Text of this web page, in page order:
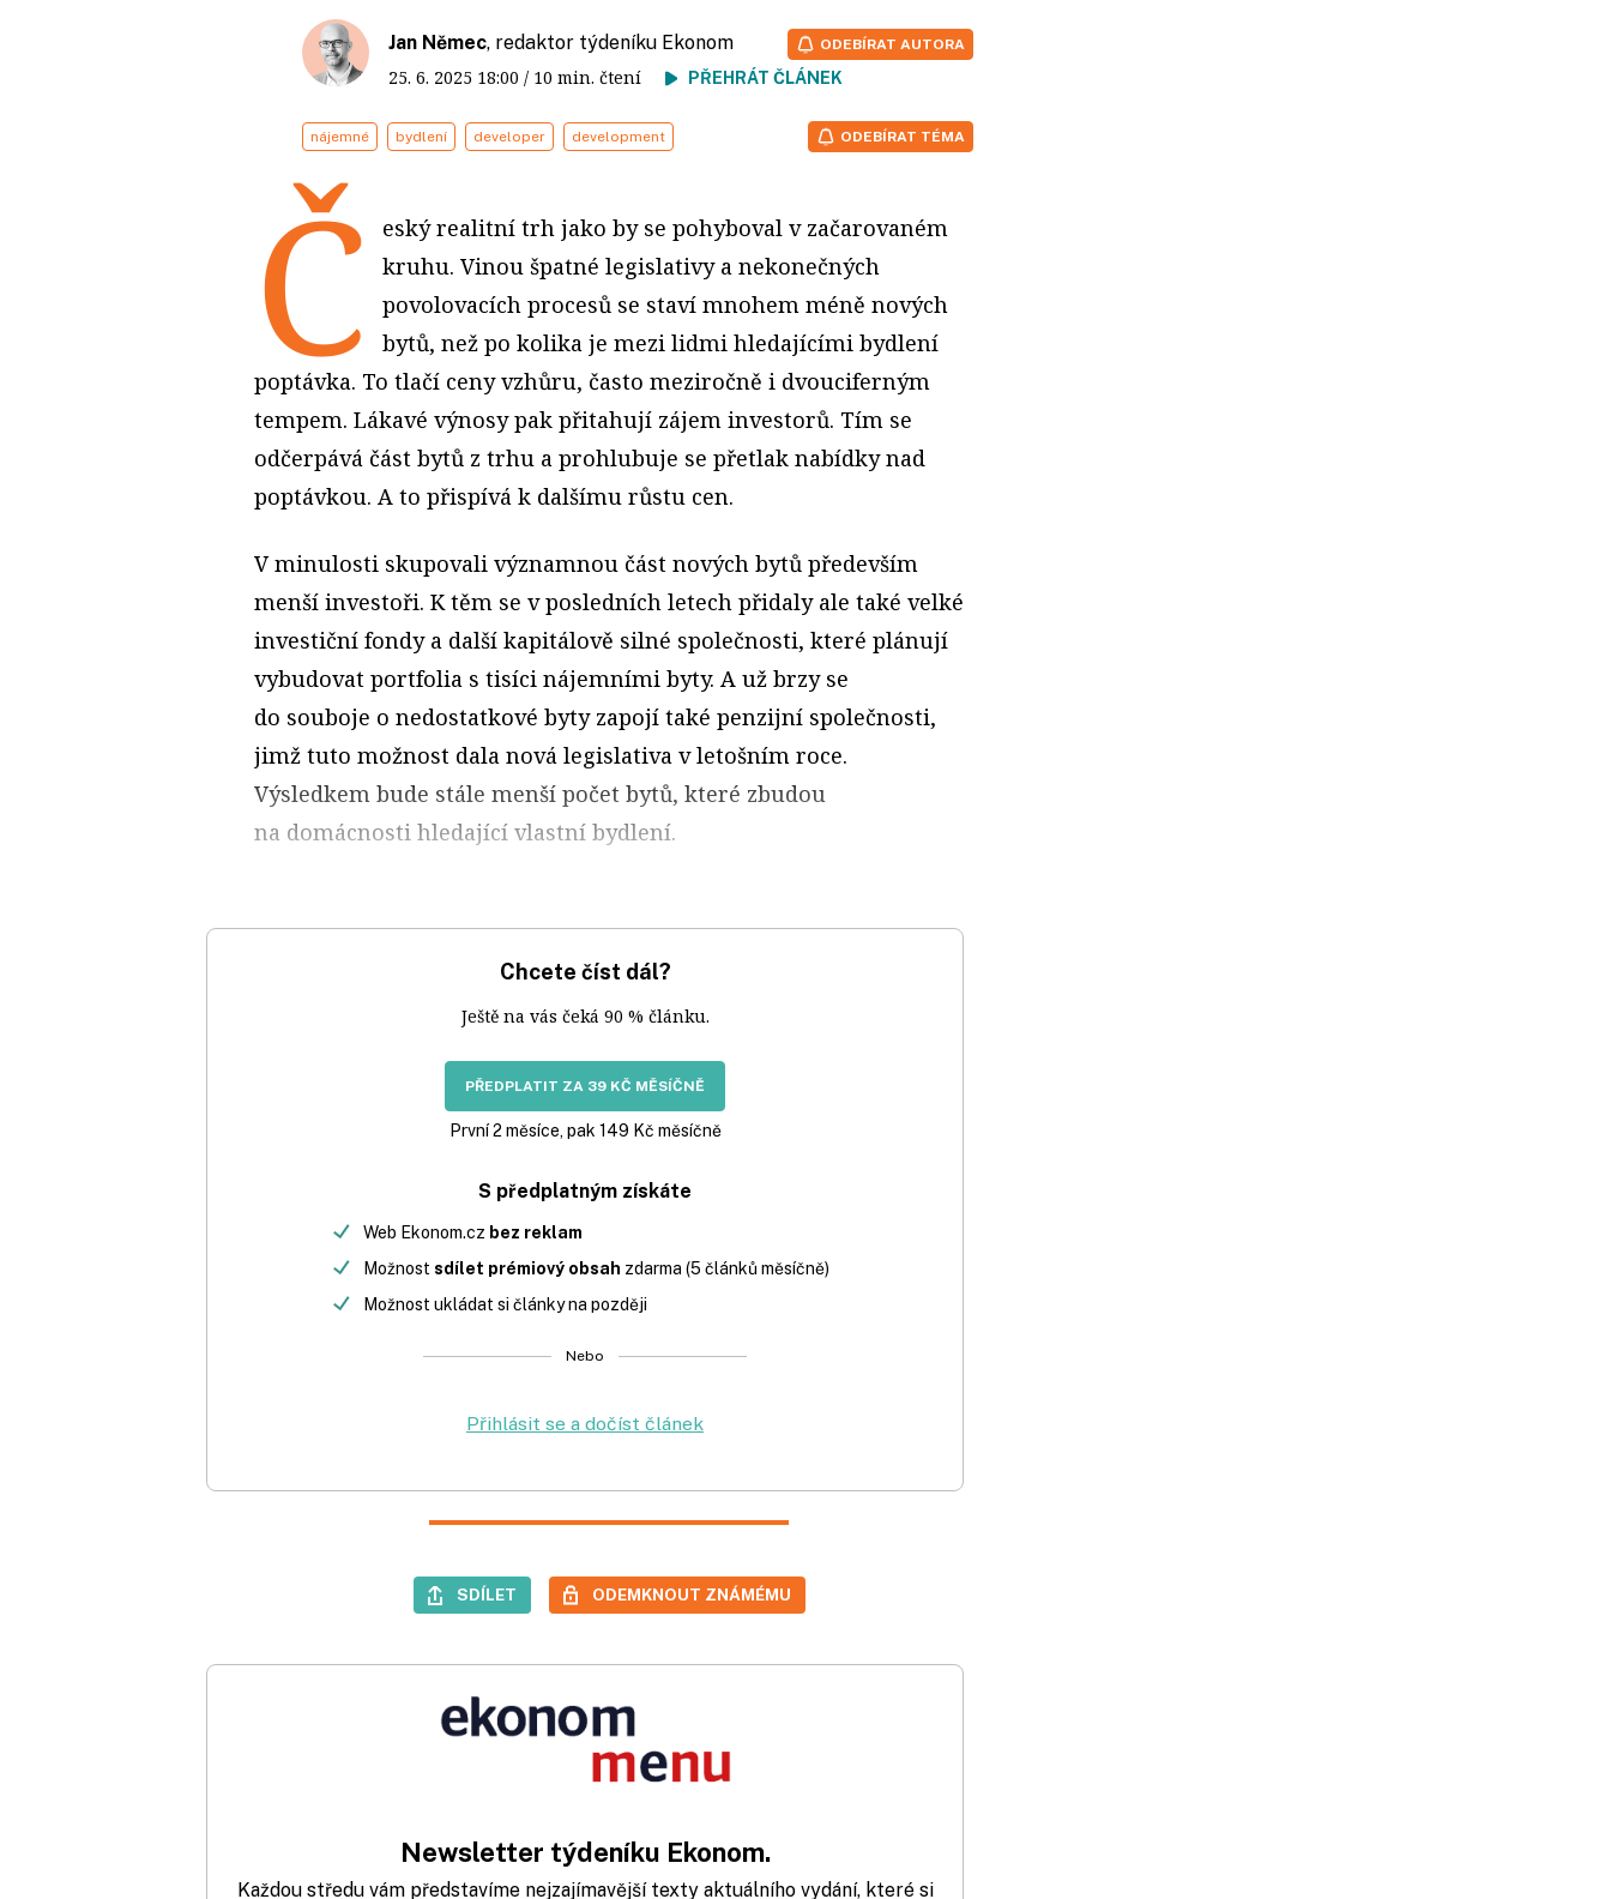
Jan Němec, redaktor týdeníku Ekonom
25. 6. 2025 18:00 / 10 min. čtení PŘEHRÁT ČLÁNEK
ODEBÍRAT AUTORA
nájemné bydlení developer development ODEBÍRAT TÉMA
Č
eský realitní trh jako by se pohyboval v začarovaném
kruhu. Vinou špatné legislativy a nekonečných
povolovacích procesů se staví mnohem méně nových
bytů, než po kolika je mezi lidmi hledajícími bydlení
poptávka. To tlačí ceny vzhůru, často meziročně i dvouciferným
tempem. Lákavé výnosy pak přitahují zájem investorů. Tím se
odčerpává část bytů z trhu a prohlubuje se přetlak nabídky nad
poptávkou. A to přispívá k dalšímu růstu cen.
V minulosti skupovali významnou část nových bytů především
menší investoři. K těm se v posledních letech přidaly ale také velké
investiční fondy a další kapitálově silné společnosti, které plánují
vybudovat portfolia s tisíci nájemními byty. A už brzy se
do souboje o nedostatkové byty zapojí také penzijní společnosti,
jimž tuto možnost dala nová legislativa v letošním roce.
Výsledkem bude stále menší počet bytů, které zbudou
na domácnosti hledající vlastní bydlení.
Chcete číst dál?
Ještě na vás čeká 90 % článku.
PŘEDPLATIT ZA 39 KČ MĚSÍČNĚ
První 2 měsíce, pak 149 Kč měsíčně
S předplatným získáte
Web Ekonom.cz bez reklam
Možnost sdílet prémiový obsah zdarma (5 článků měsíčně)
Možnost ukládat si články na později
Nebo
Přihlásit se a dočíst článek
SDÍLET ODEMKNOUT ZNÁMÉMU
Newsletter týdeníku Ekonom.
Každou středu vám představíme nejzajímavější texty aktuálního vydání, které si